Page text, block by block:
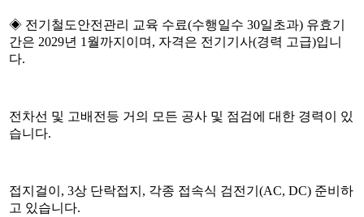
◈ 전기철도안전관리 교육 수료(수행일수 30일초과) 유효기
간은 2029년 1월까지이며, 자격은 전기기사(경력 고급)입니
다.
전차선 및 고배전등 거의 모든 공사 및 점검에 대한 경력이 있
습니다.
접지걸이, 3상 단락접지, 각종 접속식 검전기(AC, DC) 준비하
고 있습니다.